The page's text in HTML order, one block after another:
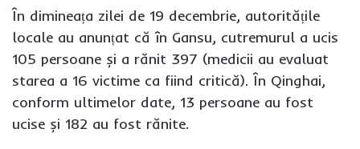
În dimineața zilei de 19 decembrie, autoritățile
locale au anunțat că în Gansu, cutremurul a ucis
105 persoane și a rănit 397 (medicii au evaluat
starea a 16 victime ca fiind critică). În Qinghai,
conform ultimelor date, 13 persoane au fost
ucise și 182 au fost rănite.